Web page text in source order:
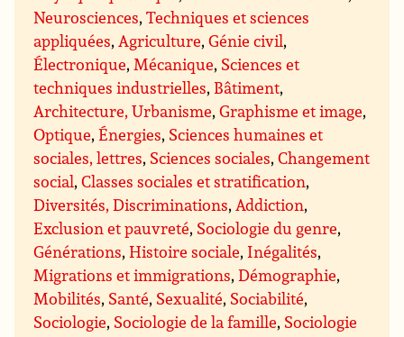
Neurosciences,Techniques et sciences
appliquées, Agriculture,Génie civil,
Électronique, Mécanique, Sciences et
techniques industrielles, Bâtiment,
Architecture, Urbanisme,Graphisme et image,
Optique,Énergies, Sciences humaines et
sociales, lettres, Sciences sociales,Changement
social,Classes sociales et stratification,
Diversités, Discriminations, Addiction,
Exclusion et pauvreté, Sociologie du genre,
Générations,Histoire sociale, Inégalités,
Migrations et immigrations,Démographie,
Mobilités, Santé, Sexualité, Sociabilité,
Sociologie, Sociologie de la famille, Sociologie